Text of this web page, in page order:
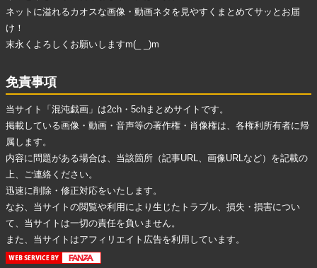
ネットに溢れるカオスな画像・動画ネタ を見やすくまとめてサッとお届
け！
末永くよろしくお願いしますm(_ _)m
免責事項
当サイト「混沌戯画」は2ch・5chまとめサイトです。
掲載している画像・動画・音声等の著作権・肖像権は、各権利所有者に帰
属します。
内容に問題がある場合は、当該箇所（記事URL、画像URLなど）を記載の
上、ご連絡ください。
迅速に削除・修正対応をいたします。
なお、当サイトの閲覧や利用により生じたトラブル、損失・損害につい
て、当サイトは一切の責任を負いません。
また、当サイトはアフィリエイト広告を利用しています。